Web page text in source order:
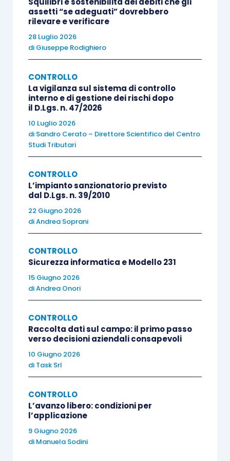
professionisti alcunimodelli resi disponibili
allegato alDocumento del CNDCEC
revisione legale delle
esempio:
lalettera di attestazione
unquestionarioper la comprensione dei
servizi prestati dal fornitore di servizi;
la traccia del
lavorosvolto;
lalettera d’incaricoprofessionale per i
servizi contabili.
In simili circostanze, il revisore è chiamato in
modo particolare a:
comprendere la
serviziesternalizzati, il loroimpatto sul
sistema di controllo
per poter individuare e valutare il rischio
definire e svolgere delle
procedure di revisione.
L’affidamento a un
contabiliha, infatti, un impatto su come le
operazioni di gestione sono rilevate nelle
scritture contabilie, quindi,
informazioni qualitative afferenti al bilancio
assetti “se adeguati” dovrebbero
rilevare e verificare
28 Luglio 2026
di Giuseppe Rodighiero
CONTROLLO
La vigilanza sul sistema di controllo
interno e di gestione dei rischi dopo
il D.Lgs. n. 47/2026
10 Luglio 2026
di Sandro Cerato – Direttore Scientifico del Centro
Studi Tributari
CONTROLLO
L’impianto sanzionatorio previsto
dal D.Lgs. n. 39/2010
22 Giugno 2026
diAndrea Soprani
CONTROLLO
Sicurezza informatica e Modello 231
15 Giugno 2026
diAndrea Onori
CONTROLLO
Raccolta dati sul campo: il primo passo
verso decisioni aziendali consapevoli
10 Giugno 2026
di Task Srl
CONTROLLO
L’avanzo libero: condizioni per
l’applicazione
9 Giugno 2026
di Manuela Sodini